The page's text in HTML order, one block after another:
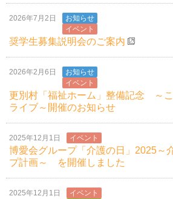
2026年7月2日
お知らせ
イベント
奨学生募集説明会のご案内
2026年2月6日
お知らせ
イベント
更別村「福祉ホーム」整備記念 ～
ライブ～開催のお知らせ
2025年12月1日 イベント
博愛会グループ「介護の日」2025～
プ計画～ を開催しました
2025年12月1日
イベント